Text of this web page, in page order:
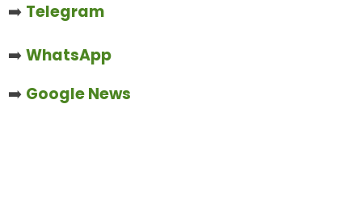
➡️ Telegram
➡️WhatsApp
➡️ Google News